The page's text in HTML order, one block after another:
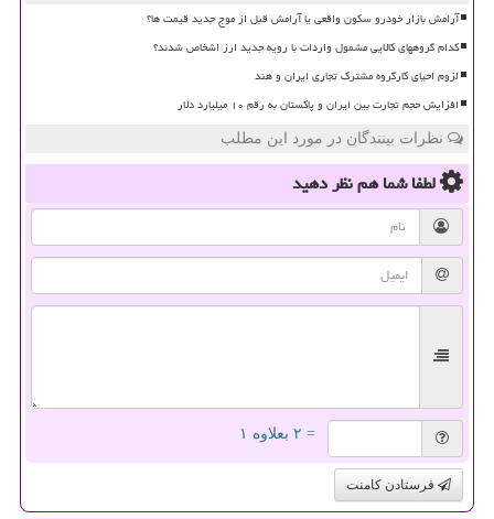
آرامش بازار خودرو سکون واقعی یا آرامش قبل از موج جدید قیمت ها؟
کدام گروههای کالایی مشمول واردات با رویه جدید ارز اشخاص شدند؟
لزوم احیای کارگروه مشترک تجاری ایران و هند
افزایش حجم تجارت بین ایران و پاکستان به رقم ۱۰ میلیارد دلار
نظرات بینندگان در مورد این مطلب
لطفا شما همنظر دهید
= ۲ بعلاوه ۱
فرستادن کامنت